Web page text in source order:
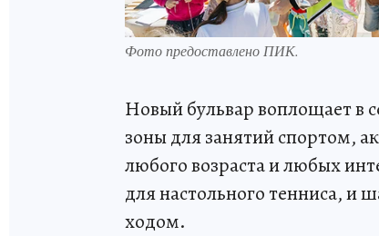
Фото предоставлено ПИК.
Новый бульвар воплощает в
зоны для занятий спортом,
любого возраста и любых
для настольного тенниса, и
ходом.